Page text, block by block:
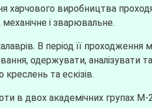
харчового виробництва
і зварювальне.
В період її проходження
одержувати, аналізувати
та ескізів.
в двох академічних групах М-